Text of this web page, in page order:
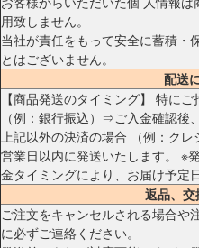
用致しません。
当社が責任をもって安全に蓄積・
とはございません。
配送
【商品発送のタイミング】 特に
（例：銀行振込）⇒ご入金確認後
上記以外の決済の場合 （例：ク
営業日以内に発送いたします。 ※
金タイミングにより、お届け予定
返品、交
ご注文をキャンセルされる場合や
に必ずご連絡ください。